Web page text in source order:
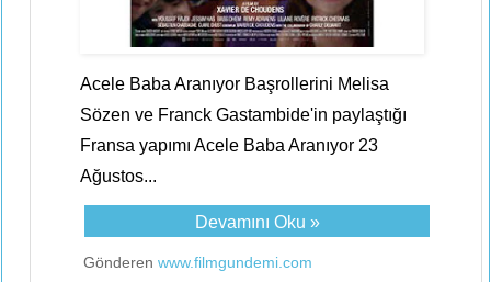
Acele Baba Aranıyor Başrollerini Melisa
Sözen ve Franck Gastambide'in paylaştığı
Fransa yapımı Acele Baba Aranıyor 23
Ağustos...
Devamını Oku »
Gönderen www.filmgundemi.com